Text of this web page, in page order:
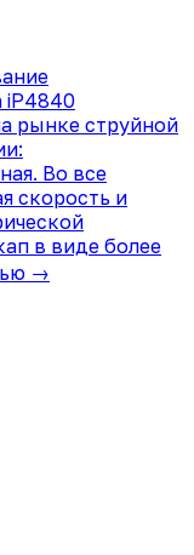
iP4840
рынке струйной
Во все
скорость и
в виде более
→